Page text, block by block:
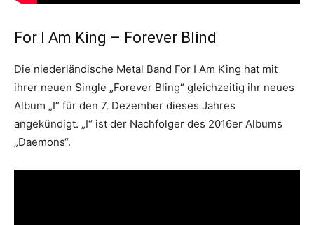
For I Am King – Forever Blind
Die niederländische Metal Band For I Am King hat mit
ihrer neuen Single „Forever Bling“ gleichzeitig ihr neues
Album „I“ für den 7. Dezember dieses Jahres
angekündigt. „I“ ist der Nachfolger des 2016er Albums
„Daemons“.